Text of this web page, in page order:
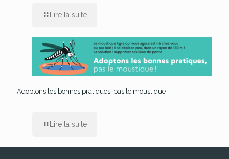
Lire la suite
Adoptons les bonnes pratiques, pas le moustique !
Lire la suite